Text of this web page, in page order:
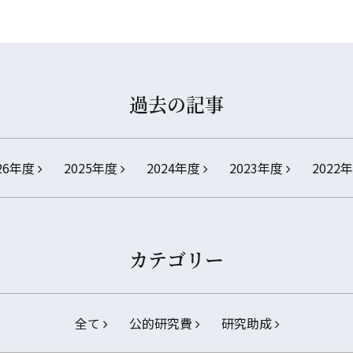
過去の記事
年度 2025年度 2024年度 2023年度 2022
カテゴリー
全て 公的研究費 研究助成